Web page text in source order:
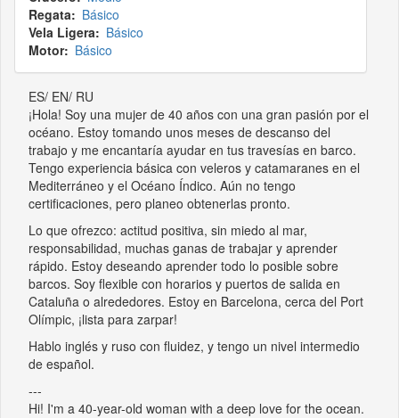
Regata
Básico
Vela Ligera
Básico
Motor
Básico
ES/ EN/ RU
¡Hola! Soy una mujer de 40 años con una gran pasión por el
océano. Estoy tomando unos meses de descanso del
trabajo y me encantaría ayudar en tus travesías en barco.
Tengo experiencia básica con veleros y catamaranes en el
Mediterráneo y el Océano Índico. Aún no tengo
certificaciones, pero planeo obtenerlas pronto.
Lo que ofrezco: actitud positiva, sin miedo al mar,
responsabilidad, muchas ganas de trabajar y aprender
rápido. Estoy deseando aprender todo lo posible sobre
barcos. Soy flexible con horarios y puertos de salida en
Cataluña o alrededores. Estoy en Barcelona, cerca del Port
Olímpic, ¡lista para zarpar!
Hablo inglés y ruso con fluidez, y tengo un nivel intermedio
de español.
---
Hi! I'm a 40-year-old woman with a deep love for the ocean.